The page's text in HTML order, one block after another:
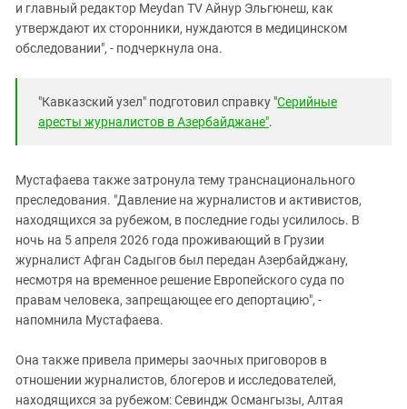
и главный редактор Meydan TV Айнур Эльгюнеш, как
утверждают их сторонники, нуждаются в медицинском
обследовании", - подчеркнула она.
"Кавказский узел" подготовил справку "Серийные
аресты журналистов в Азербайджане".
Мустафаева также затронула тему транснационального
преследования. "Давление на журналистов и активистов,
находящихся за рубежом, в последние годы усилилось. В
ночь на 5 апреля 2026 года проживающий в Грузии
журналист Афган Садыгов был передан Азербайджану,
несмотря на временное решение Европейского суда по
правам человека, запрещающее его депортацию", -
напомнила Мустафаева.
Она также привела примеры заочных приговоров в
отношении журналистов, блогеров и исследователей,
находящихся за рубежом: Севиндж Османгызы, Алтая